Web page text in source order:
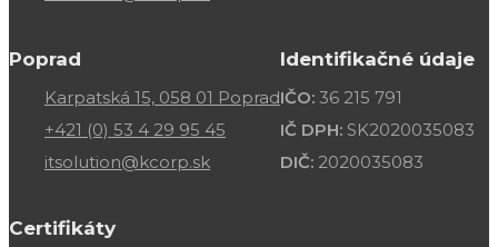
Poprad
Karpatská 15, 058 01 Poprad
+421 (0) 53 4 29 95 45
itsolution@kcorp.sk
Identifikačné údaje
IČO: 36 215 791
IČ DPH: SK2020035083
DIČ: 2020035083
Certifikáty